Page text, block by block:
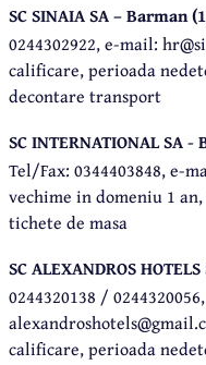
SC SINAIA SA – Barman
0244302922, e-mail:
calificare, perioada
decontare transport
SC INTERNATIONAL SA
Tel/Fax: 0344403848, e-
vechime in domeniu 1
tichete de masa
SC ALEXANDROS
0244320138 /
calificare, perioada